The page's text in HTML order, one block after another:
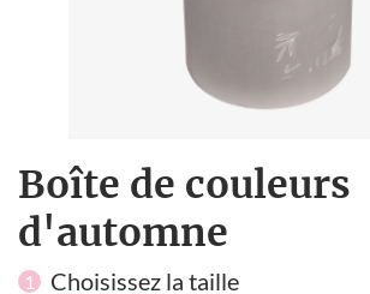
Boîte de couleurs
d'automne
1 Choisissez la taille